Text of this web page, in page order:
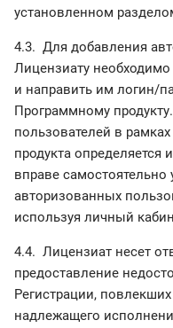
установленном
4.3. Для добавления
Лицензиату
и направить им логин/
Программному
пользователей в
продукта определяется
вправе самостоятельно
авторизованных
используя личный
4.4. Лицензиат несет
предоставление
Регистрации,
надлежащего